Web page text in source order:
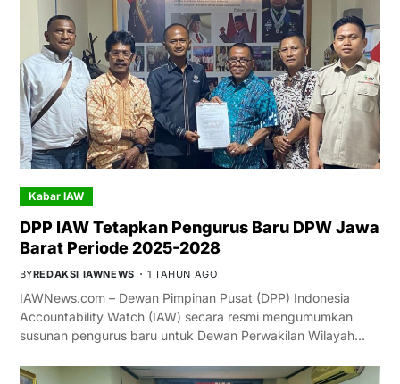
Kabar IAW
DPP IAW Tetapkan Pengurus Baru DPW Jawa
Barat Periode 2025-2028
BYREDAKSI IAWNEWS 1 TAHUN AGO
IAWNews.com – Dewan Pimpinan Pusat (DPP) Indonesia
Accountability Watch (IAW) secara resmi mengumumkan
susunan pengurus baru untuk Dewan Perwakilan Wilayah…